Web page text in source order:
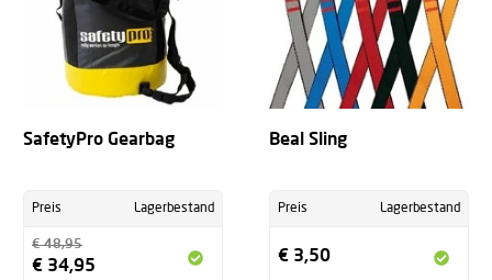
SafetyPro Gearbag
Preis Lagerbestand
€ 48,95
€ 34,95
Beal Sling
Preis Lagerbestand
€ 3,50